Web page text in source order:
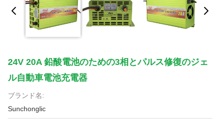
24V 20A 鉛酸電池のための3相とパルス修復のジェ
ル自動車電池充電器
ブランド名:
Sunchonglic